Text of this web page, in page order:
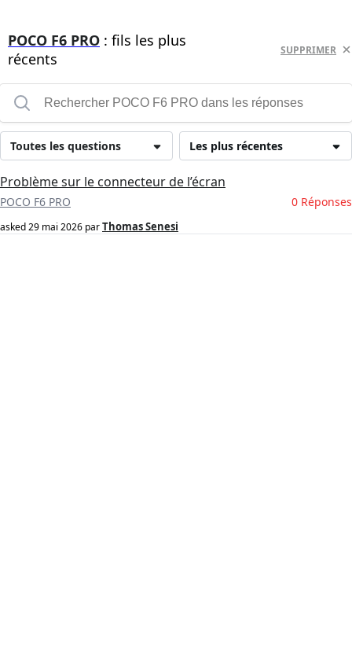
POCO F6 PRO : fils les plus
récents
SUPPRIMER
Les plus récentes
Toutes les questions
Problème sur le connecteur de l’écran
POCO F6 PRO 0 Réponses
asked29 mai 2026 parThomas Senesi